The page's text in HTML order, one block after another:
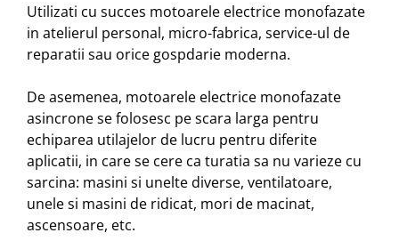
Masini de tuns iarba/gazon
Tractorase pentru gazon
Mobilier pentru gradina
Pompe de apa
Motopompe
Accesorii pentru irigatii
Furtunuri
Hidrofoare
Pompe de apa de suprafata
Utilizati cu succes motoarele electrice monofazate
in atelierul personal, micro-fabrica, service-ul de
reparatii sau orice gospdarie moderna.
De asemenea, motoarele electrice monofazate
asincrone se folosesc pe scara larga pentru
echiparea utilajelor de lucru pentru diferite
aplicatii, in care se cere ca turatia sa nu varieze cu
sarcina: masini si unelte diverse, ventilatoare,
unele si masini de ridicat, mori de macinat,
ascensoare, etc.